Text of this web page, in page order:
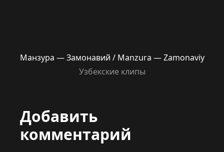
Манзура — Замонавий / Manzura — Zamonaviy
Узбекские клипы
Добавить
комментарий